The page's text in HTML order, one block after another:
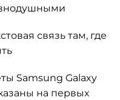
связь там, где
Samsung Galaxy
на первых